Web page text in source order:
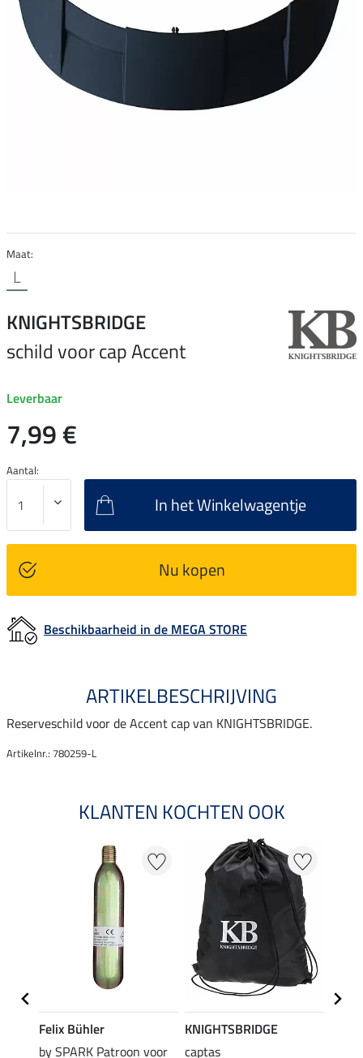
Maat:
L
KNIGHTSBRIDGE
schild voor cap Accent
Leverbaar
7,99 €
Aantal:
In het Winkelwagentje
Nu kopen
Beschikbaarheid in de MEGA STORE
ARTIKELBESCHRIJVING
Reserveschild voor de Accent cap van KNIGHTSBRIDGE.
Artikelnr.: 780259-L
KLANTEN KOCHTEN OOK
Felix Bühler
by SPARK Patroon voor
KNIGHTSBRIDGE
captas